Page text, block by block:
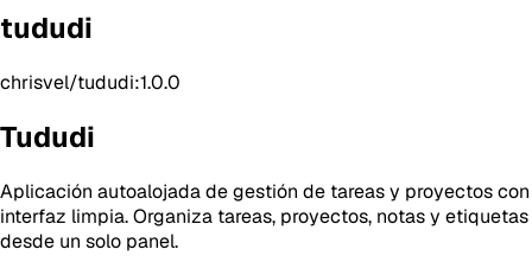
tududi
chrisvel/tududi:1.0.0
Tududi
Aplicación autoalojada de gestión de tareas y proyectos con
interfaz limpia. Organiza tareas, proyectos, notas y etiquetas
desde un solo panel.